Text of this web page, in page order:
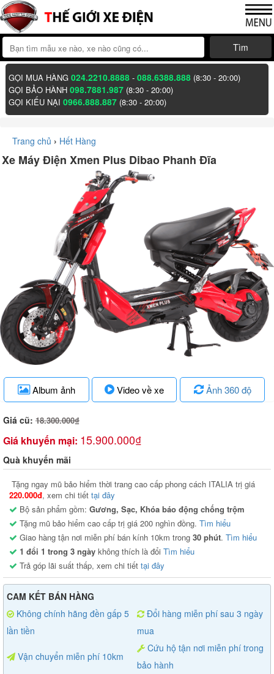
Tìm
GỌI MUA HÀNG024.2210.8888 -088.6388.888 (8:30 - 20:00)
GỌI BẢO HÀNH098.7881.987 (8:30 - 20:00)
GỌI KIẾU NẠI0966.888.887 (8:30 - 20:00)
Trang chủ › Hết Hàng
Xe Máy Điện Xmen Plus Dibao Phanh Đĩa
Album ảnh Video về xe Ảnh 360 độ
Giá cũ: 18.300.000₫
Giá khuyến mại: 15.900.000₫
Quà khuyến mãi
Tặng ngay mũ bảo hiểm thời trang cao cấp phong cách ITALIA trị giá
220.000đ, xem chi tiết tại đây
Bộ sản phẩm gồm: Gương, Sạc, Khóa báo động chống trộm
Tặng mũ bảo hiểm cao cấp trị giá 200 nghìn đồng. Tìm hiểu
Giao hàng tận nơi miễn phí bán kính 10km trong 30 phút. Tìm hiểu
1 đổi 1 trong 3 ngày không thích là đổi Tìm hiểu
Trả góp lãi suất thấp, xem chi tiết tại đây
CAM KẾT BÁN HÀNG
Không chính hãng đền gấp 5
lần tiền
Đổi hàng miễn phí sau 3 ngày
mua
Vận chuyển miễn phí 10km
Cứu hộ tận nơi miễn phí trong
bảo hành